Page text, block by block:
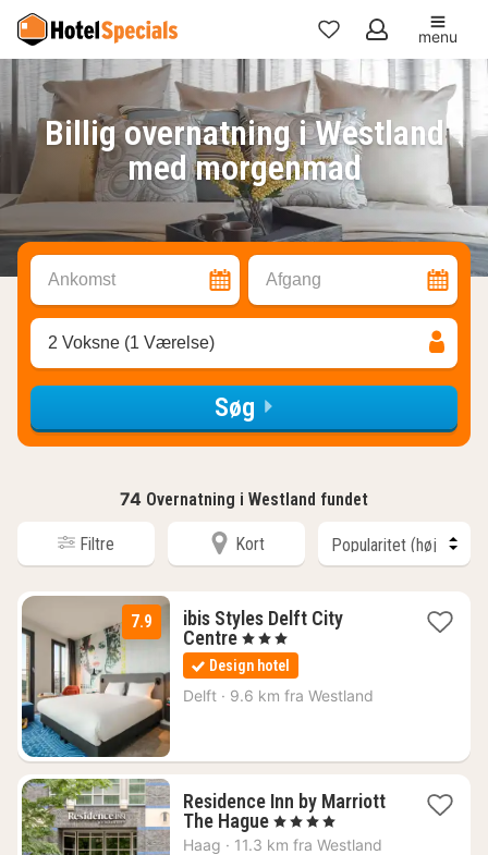
Mine
favoritter
menu
Billig overnatning i Westland
med morgenmad
Ankomst Afgang
2 Voksne (1 Værelse)
Søg
74 Overnatning i Westland fundet
Filtre Kort
7.9
ibis Styles Delft City
Centre1
nat
fra
823
, 3 Stjerner
Design hotel
Delft · 9.6 km fra Westland
Residence Inn by Marriott
The Hague1
nat
, 4 Stjerner
Haag · 11.3 km fra Westland